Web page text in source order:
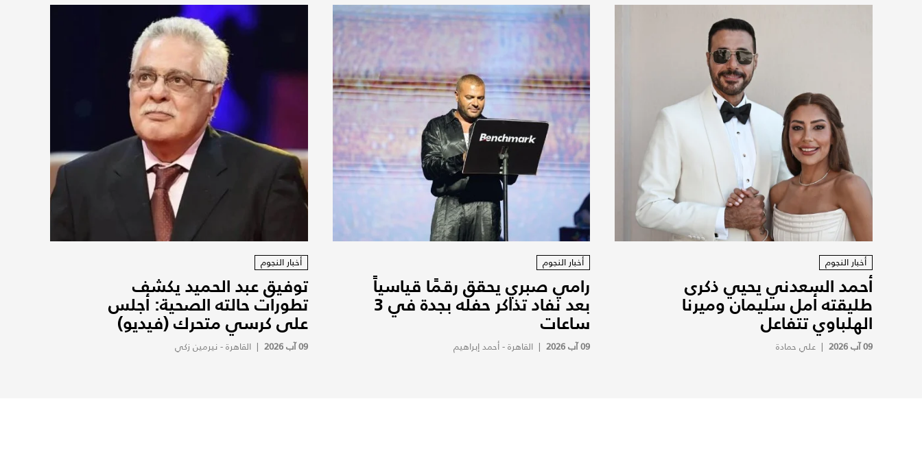
أخبار النجوم
أحمد السعدني يحيي ذكرى
طليقته أمل سليمان وميرنا
الهلباوي تتفاعل
09 آب 2026 | علي حمادة
أخبار النجوم
رامي صبري يحقق رقمًا قياسياً
بعد نفاد تذاكر حفله بجدة في 3
ساعات
09 آب 2026 | القاهرة - أحمد إبراهيم
أخبار النجوم
توفيق عبد الحميد يكشف
تطورات حالته الصحية: أجلس
على كرسي متحرك (فيديو)
09 آب 2026 |القاهرة - نيرمين زكي